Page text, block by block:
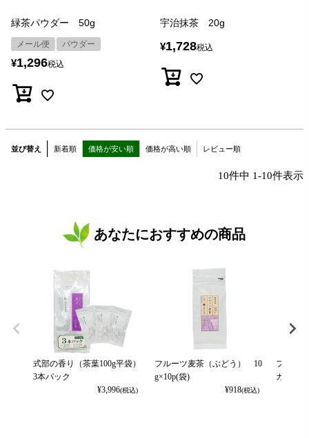
緑茶パウダー 50g
メール便 パウダー
¥1,296税込
宇治抹茶 20g
¥1,728税込
並び替え 新着順 価格が安い順 価格が高い順 レビュー順
10件中 1-10件表示
あなたにおすすめの商品
式部の香り（茶葉100g平袋）
3本パック
¥3,996(税込)
フルーツ麦茶（ぶどう） 10
g×10p(袋)
¥918(税込)
フルー
カット